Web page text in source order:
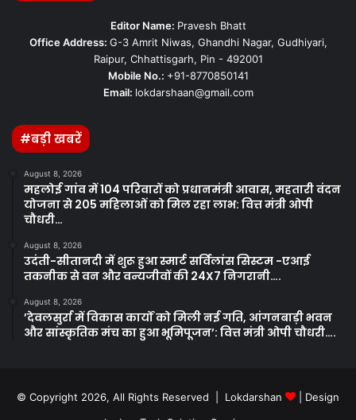
Editor Name: Pravesh Bhatt
Office Address: G-3 Amrit Niwas, Ghandhi Nagar, Gudhiyari,
Raipur, Chhattisgarh, Pin - 492001
Mobile No.: +91-8770850141
Email: lokdarshaan@gmail.com
#बड़ी खबरें
August 8, 2026
महलोई गांव में 104 परिवारों को प्रधानमंत्री आवास, महतारी वंदन
योजना से 205 महिलाओं को मिल रहा लाभ: वित्त मंत्री ओपी
चौधरी…
August 8, 2026
उदंती-सीतानदी में शुरू हुआ स्मार्ट सर्विलांस सिस्टम -एआई
तकनीक से वन और वन्यजीवों की 24X7 निगरानी….
August 8, 2026
’देवलसुर्रा में विकास कार्यों को मिली नई गति, आंगनबाड़ी भवन
और सांस्कृतिक मंच का हुआ भूमिपूजन’: वित्त मंत्री ओपी चौधरी….
© Copyright 2026, All Rights Reserved | Lokdarshan
| Design